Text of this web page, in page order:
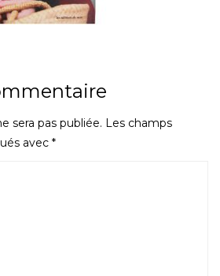
sera pas publiée. Les champs
avec *